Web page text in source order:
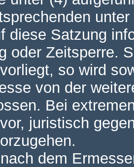
diese Satzung
oder Zeitsperre.
so wird
von der
Bei
juristisch
dem